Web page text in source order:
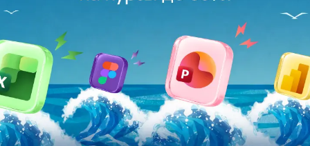
Краснов Сергей. Дизайн, который работает
6 ноября 2024 минут 2 223
КРАСНОВ СЕРГЕЙ. ДИЗАЙН, КОТОРЫЙ
РАБОТАЕТ
Поделиться